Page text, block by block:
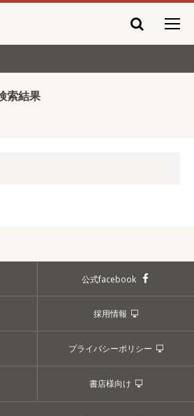
索結果
公式facebook
採用情報
プライバシーポリシー
書店様向け